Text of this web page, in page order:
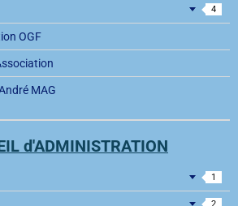
4
OGF
MAG
d'ADMINISTRATION
1